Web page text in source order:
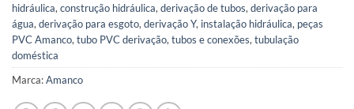
hidráulica, construção hidráulica, derivação de tubos, derivação para
água, derivação para esgoto, derivação Y, instalação hidráulica, peças
PVC Amanco, tubo PVC derivação, tubos e conexões, tubulação
doméstica
Marca:Amanco